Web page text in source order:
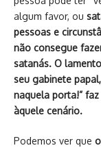
algum favor, ou
pessoas e
não consegue
satanás. O
seu gabinete
naquela porta!”
àquele cenário.
Podemos ver que